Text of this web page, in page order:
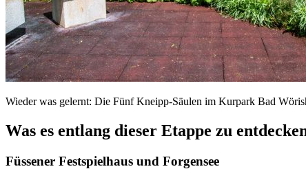
Wieder was gelernt: Die Fünf Kneipp-Säulen im Kurpark Bad
Was es entlang dieser Etappe zu
Füssener Festspielhaus und Forgensee